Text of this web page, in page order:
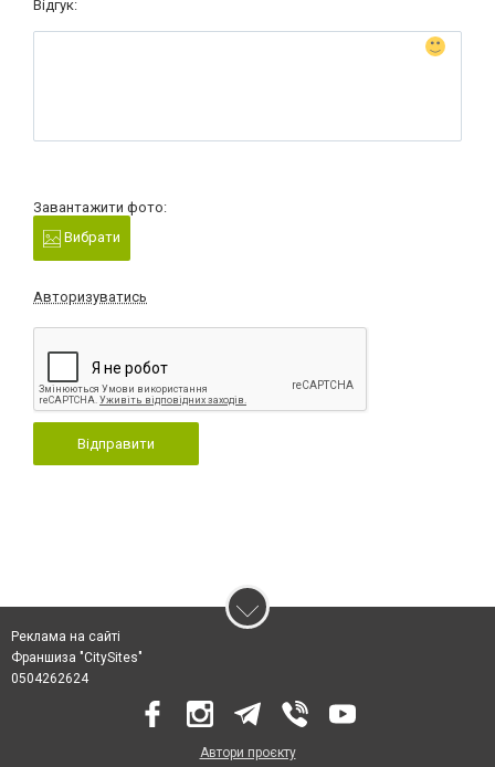
Відгук:
Завантажити фото:
Вибрати
Авторизуватись
Відправити
Реклама на сайті
Франшиза "CitySites"
0504262624
Автори проєкту